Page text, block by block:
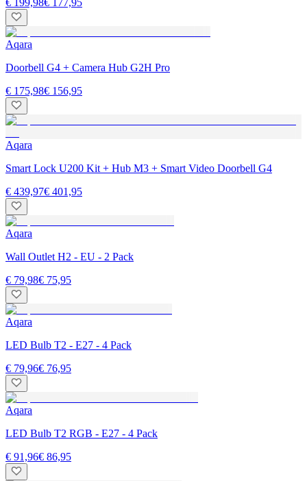
€ 199,98€ 177,95
Aqara
Doorbell G4 + Camera Hub G2H Pro
€ 175,98€ 156,95
Aqara
Smart Lock U200 Kit + Hub M3 + Smart Video Doorbell G4
€ 439,97€ 401,95
Aqara
Wall Outlet H2 - EU - 2 Pack
€ 79,98€ 75,95
Aqara
LED Bulb T2 - E27 - 4 Pack
€ 79,96€ 76,95
Aqara
LED Bulb T2 RGB - E27 - 4 Pack
€ 91,96€ 86,95